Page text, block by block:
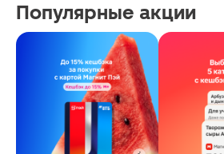
Популярные акции